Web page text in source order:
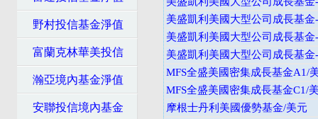
野村投信基金淨值
富蘭克林華美投信
瀚亞境內基金淨值
安聯投信境內基金
美盛凱利美國大型公司成長基
美盛凱利美國大型公司成長基
美盛凱利美國大型公司成長基
MFS全盛美國密集成長基金A1/
MFS全盛美國密集成長基金C1/
摩根士丹利美國優勢基金/美元